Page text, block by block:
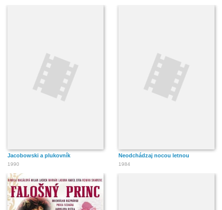
Jacobowski a plukovník
1990
Neodchádzaj nocou letnou
1984